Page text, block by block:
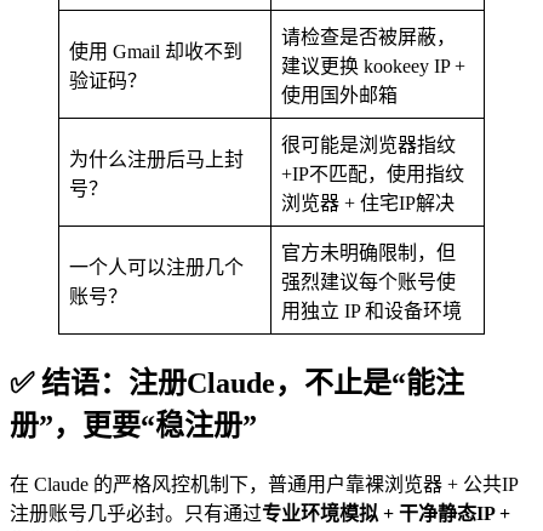
使用 Gmail 却收不到
验证码？
请检查是否被屏蔽，
建议更换 kookeey IP +
使用国外邮箱
为什么注册后马上封
号？
很可能是浏览器指纹
+IP不匹配，使用指纹
浏览器 + 住宅IP解决
一个人可以注册几个
账号？
官方未明确限制，但
强烈建议每个账号使
用独立 IP 和设备环境
✅ 结语：注册Claude，不止是“能注
册”，更要“稳注册”
在 Claude 的严格风控机制下，普通用户靠裸浏览器 + 公共IP
注册账号几乎必封。只有通过专业环境模拟 + 干净静态IP +